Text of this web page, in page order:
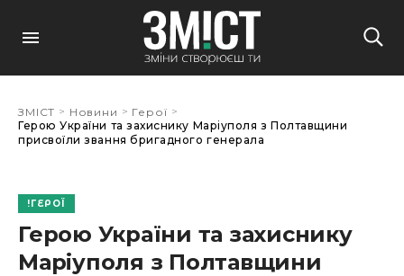
ЗМІСТ > Новини > Герої >
Герою України та захиснику Маріуполя з Полтавщини
присвоїли звання бригадного генерала
ГЕРОЇ
Герою України та захиснику
Маріуполя з Полтавщини